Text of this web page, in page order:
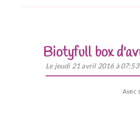
Biotyfull box
Le jeudi 21 avril 2016 à 07:53
Avec